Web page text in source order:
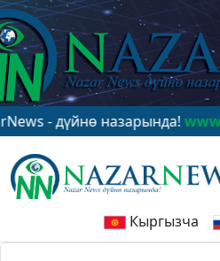
назарында!
Кыргызча